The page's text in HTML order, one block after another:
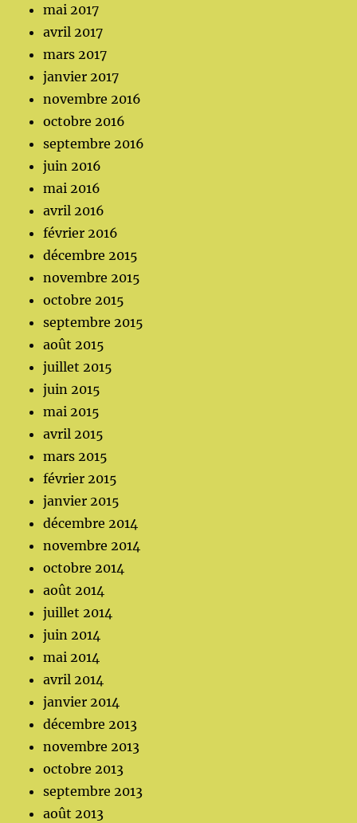
mai 2017
avril 2017
mars 2017
janvier 2017
novembre 2016
octobre 2016
septembre 2016
juin 2016
mai 2016
avril 2016
février 2016
décembre 2015
novembre 2015
octobre 2015
septembre 2015
août 2015
juillet 2015
juin 2015
mai 2015
avril 2015
mars 2015
février 2015
janvier 2015
décembre 2014
novembre 2014
octobre 2014
août 2014
juillet 2014
juin 2014
mai 2014
avril 2014
janvier 2014
décembre 2013
novembre 2013
octobre 2013
septembre 2013
août 2013